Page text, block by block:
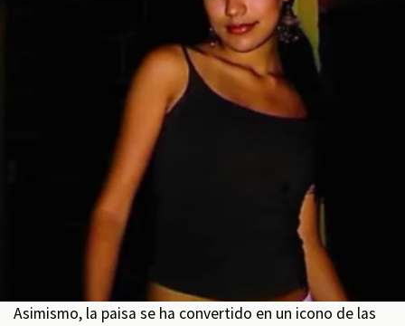
Asimismo, la paisa se ha convertido en un icono de las